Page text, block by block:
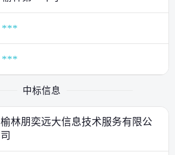
***
***
中标信息
榆林朋奕远大信息技术服务有限公
司